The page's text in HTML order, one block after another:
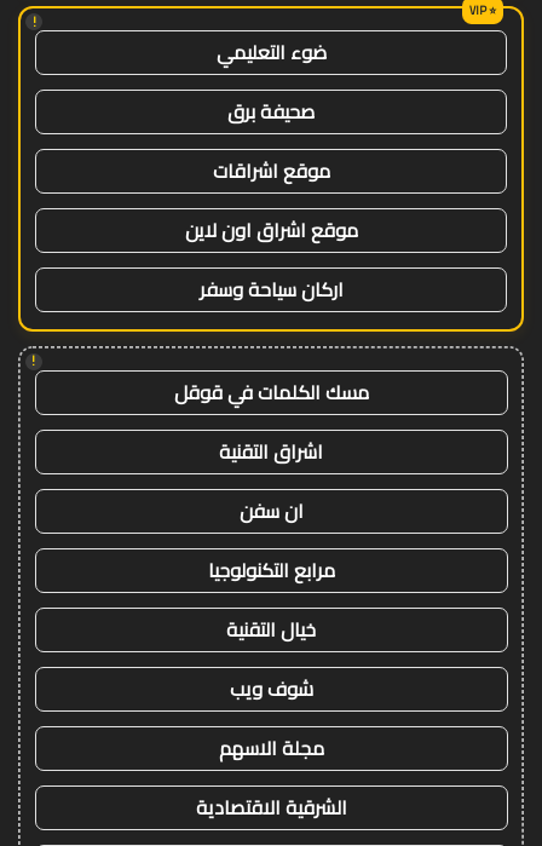
!
ضوء التعليمي
صحيفة برق
موقع اشراقات
موقع اشراق اون لاين
اركان سياحة وسفر
!
مسك الكلمات في قوقل
اشراق التقنية
ان سفن
مرابع التكنولوجيا
خيال التقنية
شوف ويب
مجلة الاسهم
الشرقية الاقتصادية